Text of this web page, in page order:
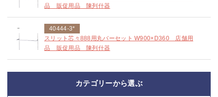
品 販促用品 陳列什器
40444-3*
スリット芯々888用丸バーセット W900×D360 店舗用
品 販促用品 陳列什器
カテゴリーから選ぶ